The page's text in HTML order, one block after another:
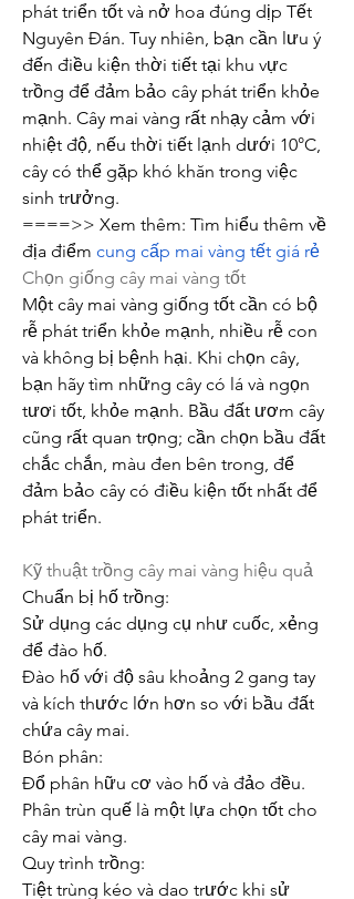
phát triển tốt và nở hoa đúng dịp Tết
Nguyên Đán. Tuy nhiên, bạn cần lưu ý
đến điều kiện thời tiết tại khu vực
trồng để đảm bảo cây phát triển khỏe
mạnh. Cây mai vàng rất nhạy cảm với
nhiệt độ, nếu thời tiết lạnh dưới 10°C,
cây có thể gặp khó khăn trong việc
sinh trưởng.
====>> Xem thêm: Tìm hiểu thêm về
địa điểm cung cấp mai vàng tết giá rẻ
Chọn giống cây mai vàng tốt
Một cây mai vàng giống tốt cần có bộ
rễ phát triển khỏe mạnh, nhiều rễ con
và không bị bệnh hại. Khi chọn cây,
bạn hãy tìm những cây có lá và ngọn
tươi tốt, khỏe mạnh. Bầu đất ươm cây
cũng rất quan trọng; cần chọn bầu đất
chắc chắn, màu đen bên trong, để
đảm bảo cây có điều kiện tốt nhất để
phát triển.
Kỹ thuật trồng cây mai vàng hiệu quả
Chuẩn bị hố trồng:
Sử dụng các dụng cụ như cuốc, xẻng
để đào hố.
Đào hố với độ sâu khoảng 2 gang tay
và kích thước lớn hơn so với bầu đất
chứa cây mai.
Bón phân:
Đổ phân hữu cơ vào hố và đảo đều.
Phân trùn quế là một lựa chọn tốt cho
cây mai vàng.
Quy trình trồng:
Tiệt trùng kéo và dao trước khi sử